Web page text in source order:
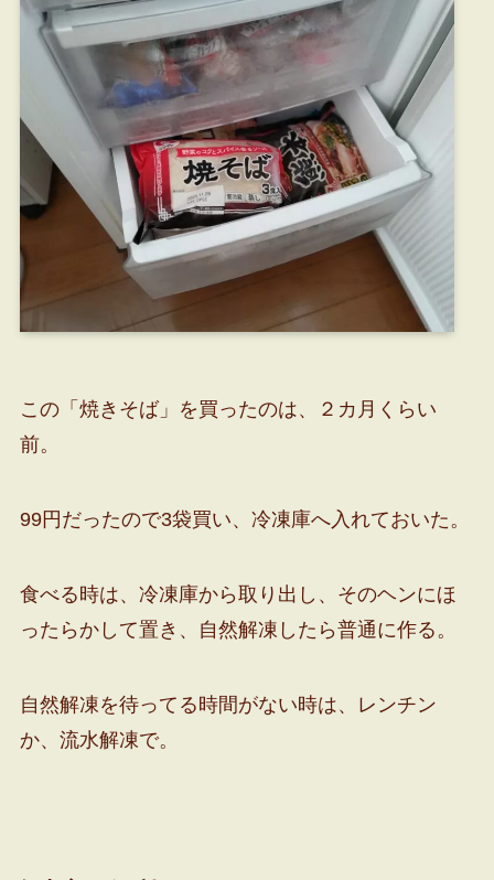
この「焼きそば」を買ったのは、２カ月くらい
前。
99円だったので3袋買い、冷凍庫へ入れておいた。
食べる時は、冷凍庫から取り出し、そのヘンにほ
ったらかして置き、自然解凍したら普通に作る。
自然解凍を待ってる時間がない時は、レンチン
か、流水解凍で。